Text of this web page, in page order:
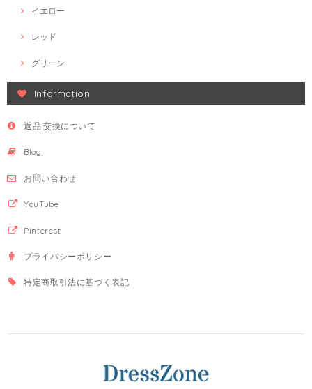
イエロー
レッド
グリーン
Information
返品·交換について
Blog
お問い合わせ
YouTube
Pinterest
プライバシーポリシー
特定商取引法に基づく表記